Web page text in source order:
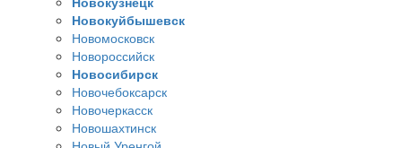
Новокуйбышевск
Новомосковск
Новороссийск
Новосибирск
Новочебоксарск
Новочеркасск
Новошахтинск